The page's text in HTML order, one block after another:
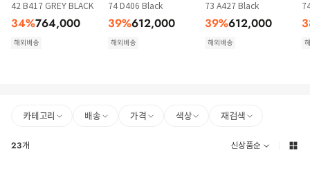
42 B417 GREY BLACK
34%764,000
해외배송
74 D406 Black
39%612,000
해외배송
73 A427 Black
39%612,000
해외배송
카테고리 배송 가격 색상 재검색
23개 신상품순